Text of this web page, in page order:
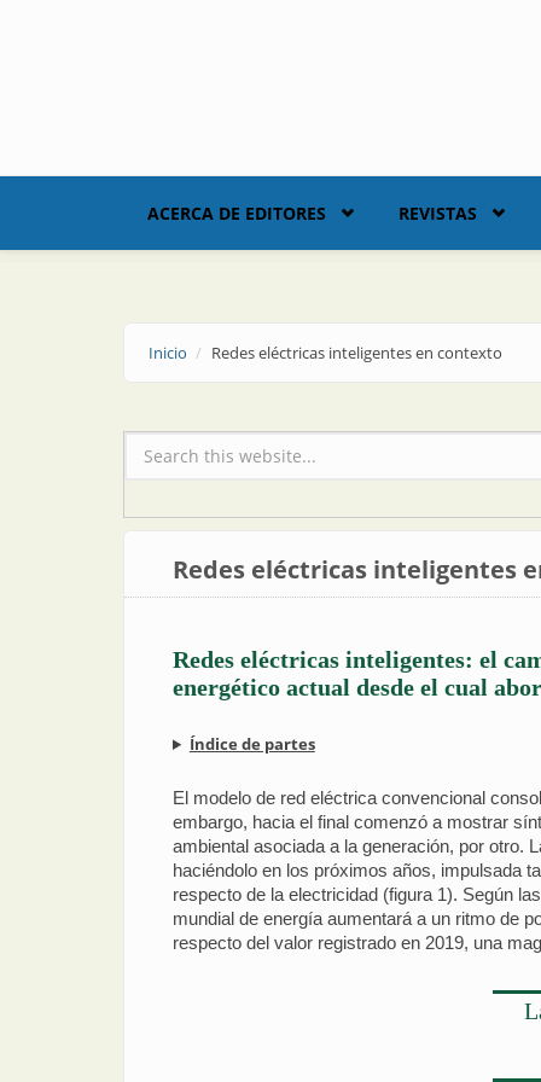
ACERCA DE EDITORES REVISTAS
Inicio Redes eléctricas inteligentes en contexto
Formulario de búsqueda
Redes eléctricas inteligentes
Redes eléctricas inteligentes: el
energético actual desde el cual
Índice de partes
El modelo de red eléctrica convencional
embargo, hacia el final comenzó a mostrar
ambiental asociada a la generación, por otro.
haciéndolo en los próximos años, impulsada
respecto de la electricidad (figura 1). Según
mundial de energía aumentará a un ritmo de
respecto del valor registrado en 2019, una